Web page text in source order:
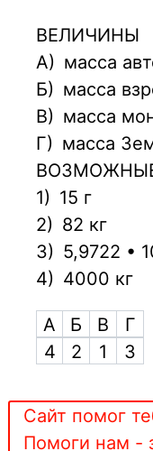
ВЕЛИЧИНЫ
А) масса
Б) масса
В) масса
Г) масса
1) 15 г
2) 82 кг
3) 5,9722 •
4) 4000 кг
А Б В
Г
4
2 1 3
Сайт помог
Помоги нам -